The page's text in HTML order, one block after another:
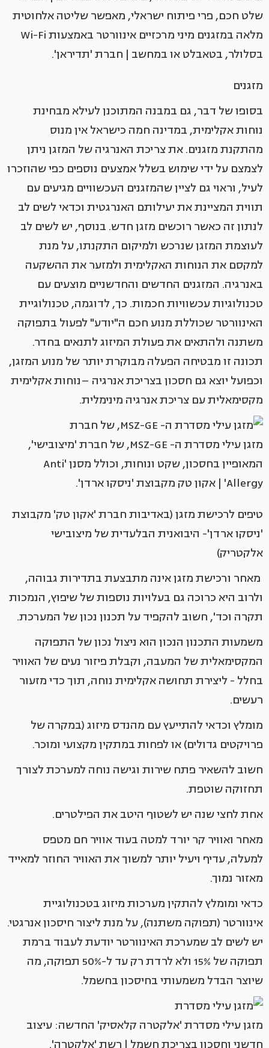
שלט חכם, פרי פיתוח ישראלי, מאפשר שליטה אלחוטית
מלאה במזגנים מיני מרכזיים אינוורטר באמצעות Wi-Fi
בסלולר, בטאבלט או במחשב | חברת 'תדיראן'.
מזגנים
בסופו של דבר, גם במבנה המתוכנן לעילא מבחינת
נוחות אקלימית, במדינה חמה כישראל אין מנוס
מהתקנת מזגנים. את צריכת האנרגיה של המזגן ניתן
לצמצם על ידי שימוש בשלל אמצעים נוספים כפי שהוזכרו
לעיל, וראוי גם לציין שהמזגנים העכשוויים מגיעים עם
תווית המציינת את יעילותם האנרגטית וכדאי לשים לב
לנתון זה כאשר רוכשים מזגן חדש. בנוסף, יש לשים לב
לעוצמת המזגן שנרכש ולמיקום התקנתו, על מנת
למקסם את הנוחות האקלימית ולמזער את ההשקעה
באנרגיה. המזגנים החדשים והחדשניים מוצעים עם
טכנולוגיות עכשוויות חכמות. כך, לדוגמה, טכנולוגיית
האינוורטר שכוללת מנוע חכם ה"יודע" לפעול בתפוקה
משתנה ולהתאים את פעולת המיזוג לתנאים בחדר.
תכונה זו מבטיחה הפעלה מבוקרת יותר של מנוע המזגן,
וכפועל יוצא גם חסכון בצריכת אנרגיה –נוחות אקלימית
מקסימאלית עם צריכת אנרגיה מינימלית.
מזגן עילי מסדרת ה- MSZ-GE, של חברת 'מיצובישי',
המאופיין בחסכון, שקט ונוחות, וכולל מסנן 'Anti
Allergy' | אקון טק מקבוצת 'ניסקו ארדן'.
טיפים לרכישת מזגן (באדיבות חברת 'אקון טק' מקבוצת
'ניסקו ארדן'- היבואנית הבלעדית של מיצובישי
אלקטריק)
מאחר ורכישת מזגן אינה מתבצעת בתדירות גבוהה,
ולרוב היא כרוכה גם בעלויות נוספות של שיפוץ, הנמכות
תקרה וכד', חשוב להקפיד על תכנון נכון של המערכת.
משמעות התכנון הנכון הוא ניצול נכון של התפוקה
המקסימאלית של המעבה, וקבלת פיזור נעים של האוויר
בחלל - ליצירת תחושה אקלימית נוחה, תוך כדי מזעור
רעשים.
מומלץ וכדאי להתייעץ עם מהנדס מיזוג (במקרה של
פרויקטים גדולים) או לפחות במתקין מקצועי ומוכר.
חשוב להשאיר פתח שירות וגישה נוחה למערכת לצורך
תחזוקה שוטפת.
אחת לחצי שנה יש לשטוף היטב את הפילטרים.
מאחר ואוויר קר יורד למטה בעוד אוויר חם מטפס
למעלה, עדיף ויעיל יותר למשוך את האוויר החוזר למאייד
מאזור נמוך.
כדאי ומומלץ להתקין מערכות מיזוג בטכנולוגיית
אינוורטר (תפוקה משתנה), על מנת ליצור חיסכון אנרגטי.
יש לשים לב שמערכת האינוורטר יודעת לעבוד ברמת
תפוקה של 15% ולא לרדת רק עד ל-50% תפוקה, מה
שיוצר הבדל משמעותי בחיסכון בחשמל.
מזגן עילי מסדרת 'אלקטרה קלאסיק' החדשה: עיצוב
חדשני וחסכון בצריכת חשמל | רשת 'אלקטרה'.